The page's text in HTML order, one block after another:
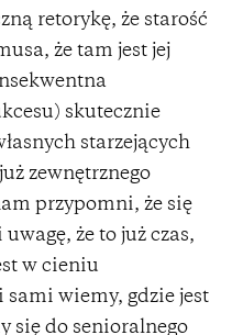
retorykę, że starość
że tam jest jej
skutecznie
starzejących
zewnętrznego
przypomni, że się
że to już czas,
w cieniu
sami wiemy, gdzie jest
się do senioralnego